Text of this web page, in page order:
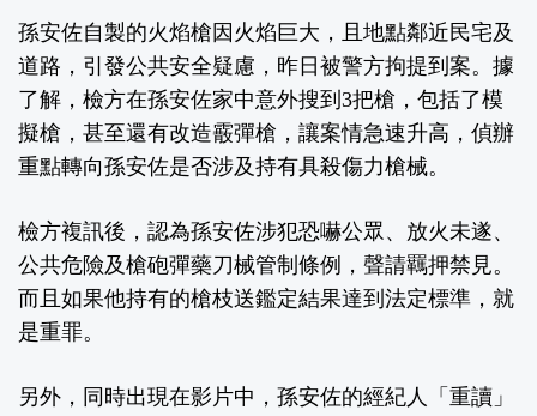
孫安佐自製的火焰槍因火焰巨大，且地點鄰近民宅及
道路，引發公共安全疑慮，昨日被警方拘提到案。據
了解，檢方在孫安佐家中意外搜到3把槍，包括了模
擬槍，甚至還有改造霰彈槍，讓案情急速升高，偵辦
重點轉向孫安佐是否涉及持有具殺傷力槍械。
檢方複訊後，認為孫安佐涉犯恐嚇公眾、放火未遂、
公共危險及槍砲彈藥刀械管制條例，聲請羈押禁見。
而且如果他持有的槍枝送鑑定結果達到法定標準，就
是重罪。
另外，同時出現在影片中，孫安佐的經紀人「重讀」